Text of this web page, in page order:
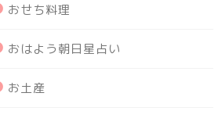
おせち料理
おはよう朝日星占い
お土産